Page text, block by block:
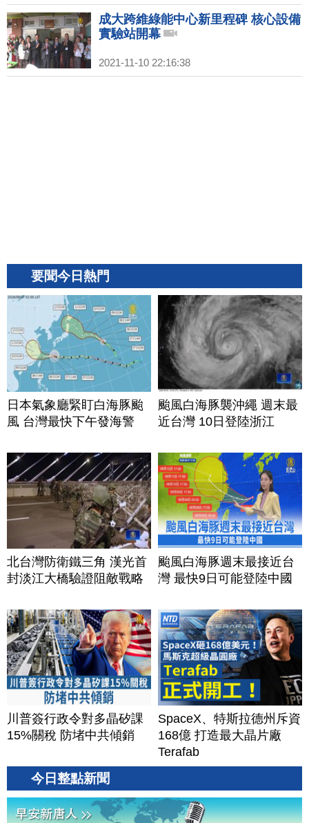
成大跨維綠能中心新里程碑 核心設備
實驗站開幕
2021-11-10 22:16:38
要聞今日熱門
日本氣象廳緊盯白海豚颱
風 台灣最快下午發海警
颱風白海豚襲沖繩 週末最
近台灣 10日登陸浙江
北台灣防衛鐵三角 漢光首
封淡江大橋驗證阻敵戰略
颱風白海豚週末最接近台
灣 最快9日可能登陸中國
川普簽行政令對多晶矽課
15%關稅 防堵中共傾銷
SpaceX、特斯拉德州斥資
168億 打造最大晶片廠
Terafab
今日整點新聞